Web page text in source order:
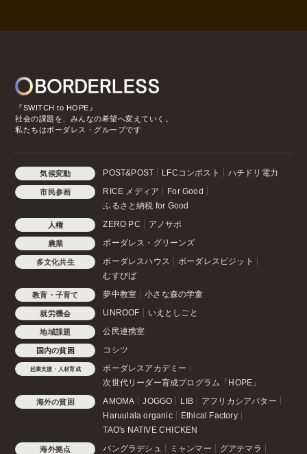
『SWITCH to HOPE』
社会の課題を、みんなの希望へ変えていく。
私たちはボーダレス・グループです
気候変動 POST&POST LFCコンポスト ハチドリ電力
市民参画 RICE メディア
For Good
ふるさと納税 for Good
人権 ZERO PC アノサポ
農業 ボーダレス・グリーンズ
多文化共生 ボーダレスハウス
ボーダレスビジット
むすびば
教育・子育て 夢中教室 小さな森の学童
就労機会 UNROOF いえとしごと
地域課題 公民連携室
国内の貧困 コシツ
起業支援・人材育成
ボーダレスアカデミー
次世代リーダー育成プログラム「HOPE」
海外の貧困 AMOMA JOGGO LIB
アフリカシアバター
Haruulala organic
Ethical Factory
TAO's NATIVE CHICKEN
海外拠点 バングラデシュ ミャンマー グアテマラ